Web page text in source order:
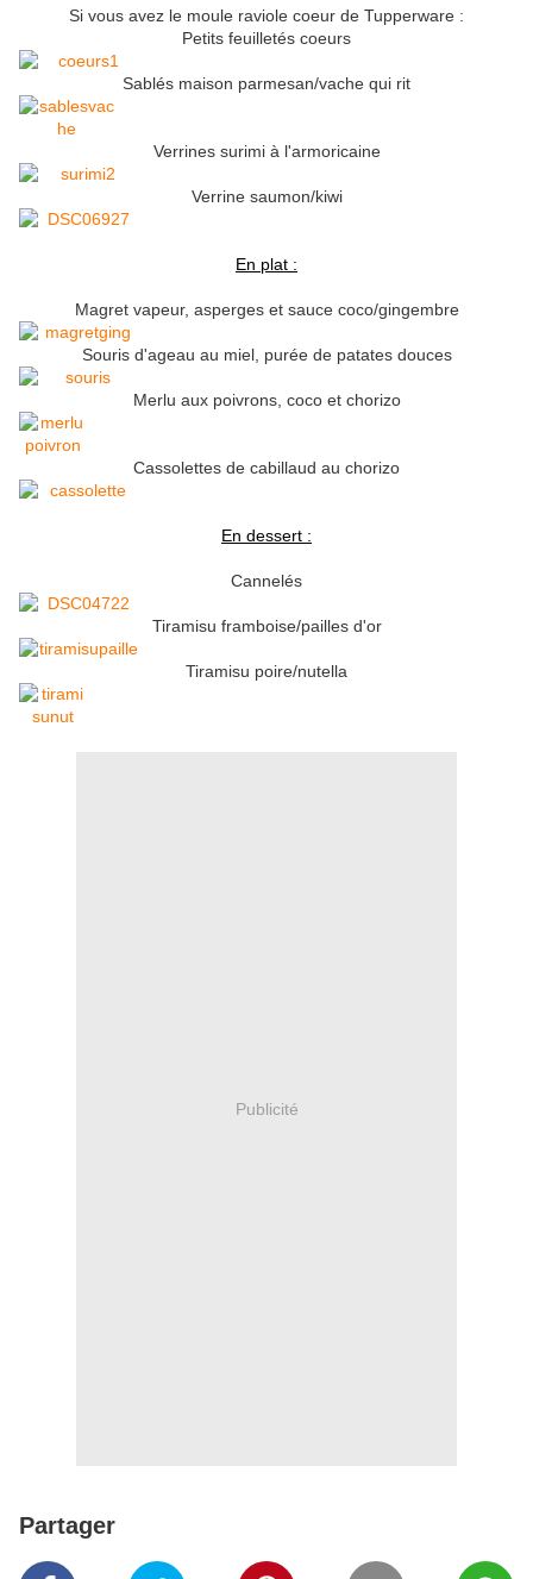
Si vous avez le moule raviole coeur de Tupperware :
Petits feuilletés coeurs
Sablés maison parmesan/vache qui rit
Verrines surimi à l'armoricaine
Verrine saumon/kiwi
En plat :
Magret vapeur, asperges et sauce coco/gingembre
Souris d'ageau au miel, purée de patates douces
Merlu aux poivrons, coco et chorizo
Cassolettes de cabillaud au chorizo
En dessert :
Cannelés
Tiramisu framboise/pailles d'or
Tiramisu poire/nutella
Publicité
Partager